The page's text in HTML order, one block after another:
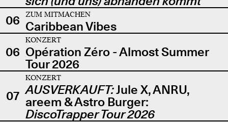
06
ZUM MITMACHEN
Caribbean Vibes
06
KONZERT
Opération Zéro - Almost Summer
Tour 2026
07
KONZERT
AUSVERKAUFT:Jule X, ANRU,
areem & Astro Burger:
DiscoTrapper Tour 2026